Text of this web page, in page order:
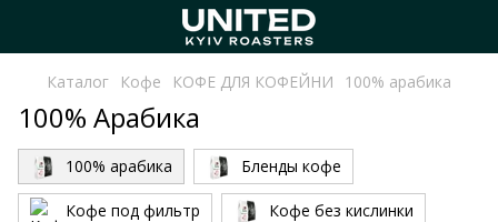
Каталог Кофе КОФЕ ДЛЯ КОФЕЙНИ 100% арабика
100% Арабика
100% арабика Бленды кофе
Кофе под фильтр Кофе без кислинки